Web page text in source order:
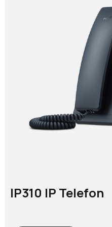
IP310 IP Telefon